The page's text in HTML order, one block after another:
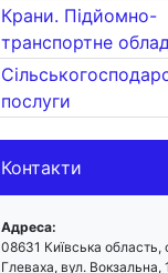
Крани. Підйомно-
транспортне
послуги
Контакти
Адреса:
08631 Київська область,
Глеваха, вул. Вокзальна,